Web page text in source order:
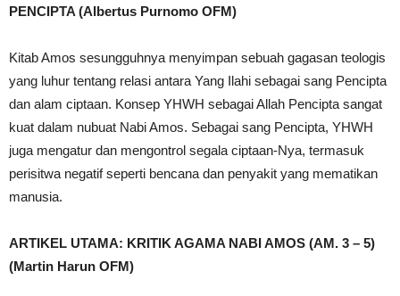
PENCIPTA (Albertus Purnomo OFM)
Kitab Amos sesungguhnya menyimpan sebuah gagasan teologis
yang luhur tentang relasi antara Yang Ilahi sebagai sang Pencipta
dan alam ciptaan. Konsep YHWH sebagai Allah Pencipta sangat
kuat dalam nubuat Nabi Amos. Sebagai sang Pencipta, YHWH
juga mengatur dan mengontrol segala ciptaan-Nya, termasuk
perisitwa negatif seperti bencana dan penyakit yang mematikan
manusia.
ARTIKEL UTAMA: KRITIK AGAMA NABI AMOS (AM. 3 – 5)
(Martin Harun OFM)